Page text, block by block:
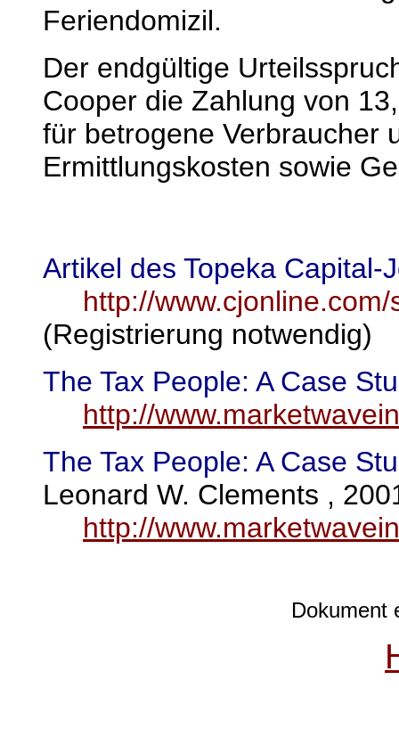
Feriendomizil.
Der endgültige
Cooper die Zahlung von
für betrogene Verbraucher
Ermittlungskosten sowie
Artikel des Topeka Capital-
http://
(Registrierung notwendig)
The Tax People: A Case
http://
The Tax People: A Case
Leonard W. Clements ,
http://
Dokument